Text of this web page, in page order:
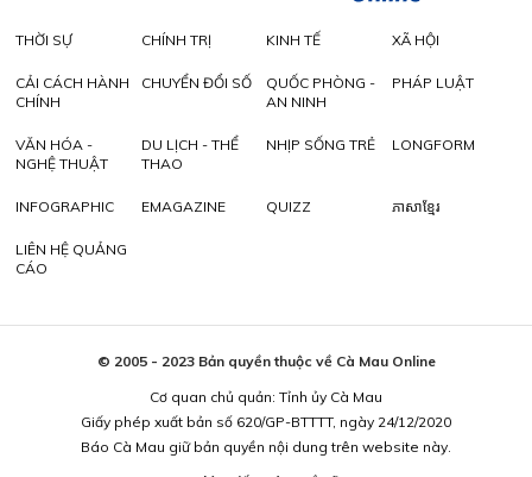
THỜI SỰ CHÍNH TRỊ KINH TẾ XÃ HỘI
CẢI CÁCH HÀNH
CHÍNH
CHUYỂN ĐỔI SỐ
QUỐC PHÒNG -
AN NINH
PHÁP LUẬT
VĂN HÓA -
NGHỆ THUẬT
DU LỊCH - THỂ
THAO
NHỊP SỐNG TRẺ LONGFORM
INFOGRAPHIC EMAGAZINE QUIZZ ភាសាខ្មែរ
LIÊN HỆ QUẢNG
CÁO
© 2005 - 2023 Bản quyền thuộc về Cà Mau Online
Cơ quan chủ quản: Tỉnh ủy Cà Mau
Giấy phép xuất bản số 620/GP-BTTTT, ngày 24/12/2020
Báo Cà Mau giữ bản quyền nội dung trên website này.